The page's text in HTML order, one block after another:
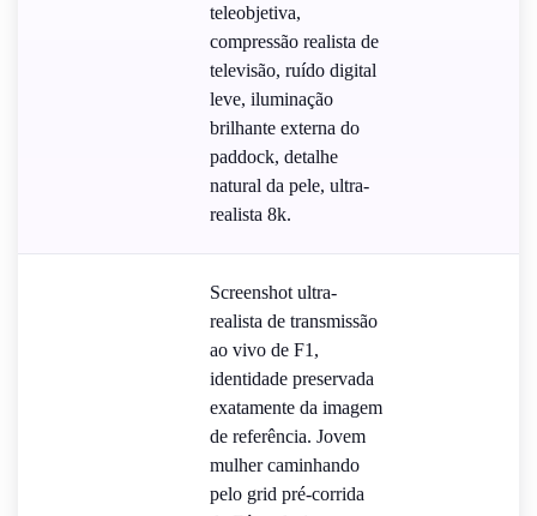
teleobjetiva,
compressão realista de
televisão, ruído digital
leve, iluminação
brilhante externa do
paddock, detalhe
natural da pele, ultra-
realista 8k.
Screenshot ultra-
realista de transmissão
ao vivo de F1,
identidade preservada
exatamente da imagem
de referência. Jovem
mulher caminhando
pelo grid pré-corrida